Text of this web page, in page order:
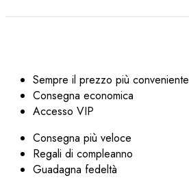
Sempre il prezzo più conveniente
Consegna economica
Accesso VIP
Consegna più veloce
Regali di compleanno
Guadagna fedeltà